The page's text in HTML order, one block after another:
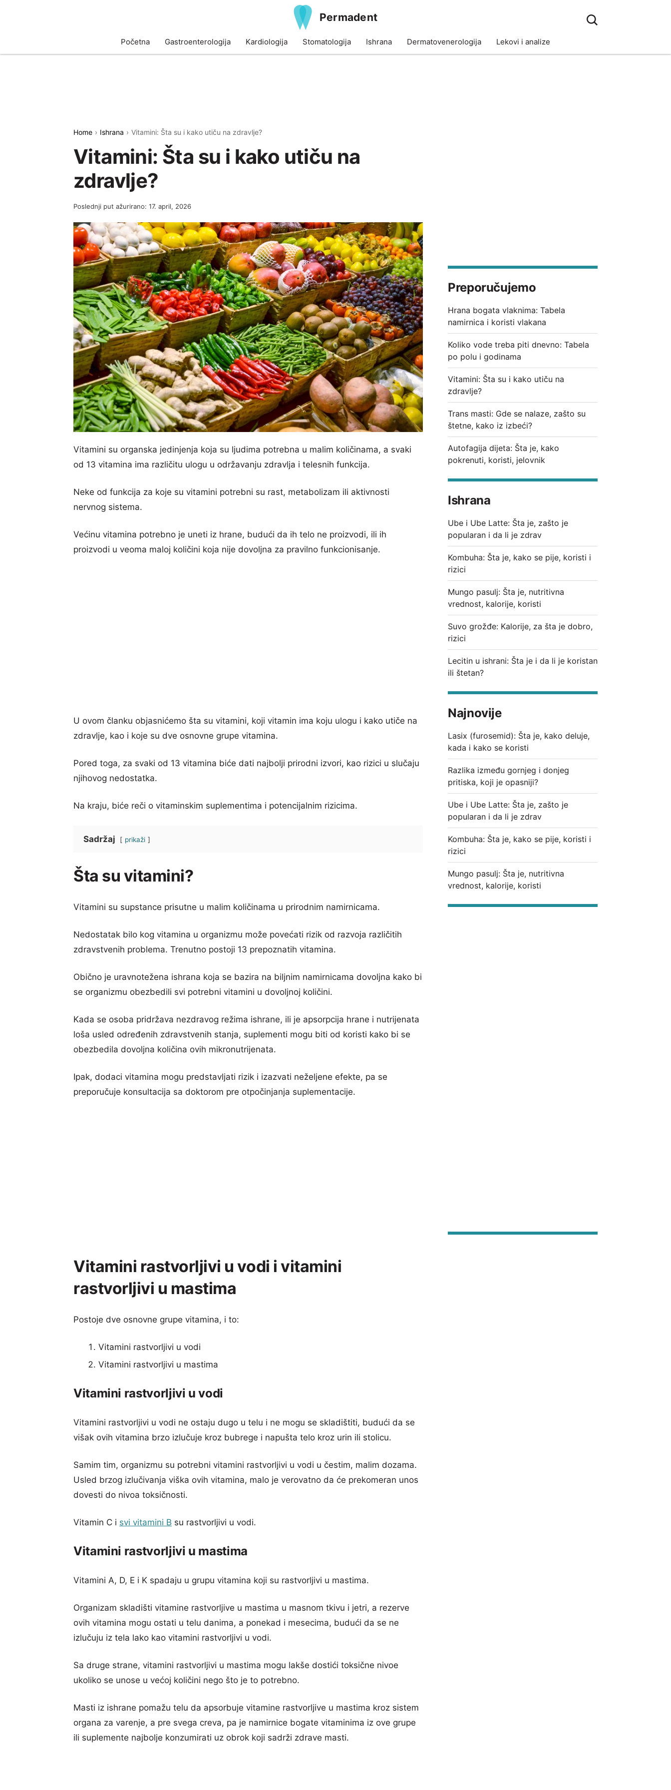
Permadent
Početna Gastroenterologija Kardiologija Stomatologija Ishrana Dermatovenerologija Lekovi i analize
Home Ishrana Vitamini: Šta su i kako utiču na zdravlje?
Vitamini: Šta su i kako utiču na
zdravlje?
Poslednji put ažurirano: 17. april, 2026
Vitamini su organska jedinjenja koja su ljudima potrebna u malim količinama, a svaki
od 13 vitamina ima različitu ulogu u održavanju zdravlja i telesnih funkcija.
Neke od funkcija za koje su vitamini potrebni su rast, metabolizam ili aktivnosti
nervnog sistema.
Većinu vitamina potrebno je uneti iz hrane, budući da ih telo ne proizvodi, ili ih
proizvodi u veoma maloj količini koja nije dovoljna za pravilno funkcionisanje.
U ovom članku objasnićemo šta su vitamini, koji vitamin ima koju ulogu i kako utiče na
zdravlje, kao i koje su dve osnovne grupe vitamina.
Pored toga, za svaki od 13 vitamina biće dati najbolji prirodni izvori, kao rizici u slučaju
njihovog nedostatka.
Na kraju, biće reči o vitaminskim suplementima i potencijalnim rizicima.
Sadržaj prikaži
Šta su vitamini?
Vitamini su supstance prisutne u malim količinama u prirodnim namirnicama.
Nedostatak bilo kog vitamina u organizmu može povećati rizik od razvoja različitih
zdravstvenih problema. Trenutno postoji 13 prepoznatih vitamina.
Obično je uravnotežena ishrana koja se bazira na biljnim namirnicama dovoljna kako bi
se organizmu obezbedili svi potrebni vitamini u dovoljnoj količini.
Kada se osoba pridržava nezdravog režima ishrane, ili je apsorpcija hrane i nutrijenata
loša usled određenih zdravstvenih stanja, suplementi mogu biti od koristi kako bi se
obezbedila dovoljna količina ovih mikronutrijenata.
Ipak, dodaci vitamina mogu predstavljati rizik i izazvati neželjene efekte, pa se
preporučuje konsultacija sa doktorom pre otpočinjanja suplementacije.
Vitamini rastvorljivi u vodi i vitamini
rastvorljivi u mastima
Postoje dve osnovne grupe vitamina, i to:
Vitamini rastvorljivi u vodi
Vitamini rastvorljivi u mastima
Vitamini rastvorljivi u vodi
Vitamini rastvorljivi u vodi ne ostaju dugo u telu i ne mogu se skladištiti, budući da se
višak ovih vitamina brzo izlučuje kroz bubrege i napušta telo kroz urin ili stolicu.
Samim tim, organizmu su potrebni vitamini rastvorljivi u vodi u čestim, malim dozama.
Usled brzog izlučivanja viška ovih vitamina, malo je verovatno da će prekomeran unos
dovesti do nivoa toksičnosti.
Vitamin C i svi vitamini B su rastvorljivi u vodi.
Vitamini rastvorljivi u mastima
Vitamini A, D, E i K spadaju u grupu vitamina koji su rastvorljivi u mastima.
Organizam skladišti vitamine rastvorljive u mastima u masnom tkivu i jetri, a rezerve
ovih vitamina mogu ostati u telu danima, a ponekad i mesecima, budući da se ne
izlučuju iz tela lako kao vitamini rastvorljivi u vodi.
Sa druge strane, vitamini rastvorljivi u mastima mogu lakše dostići toksične nivoe
ukoliko se unose u većoj količini nego što je to potrebno.
Masti iz ishrane pomažu telu da apsorbuje vitamine rastvorljive u mastima kroz sistem
organa za varenje, a pre svega creva, pa je namirnice bogate vitaminima iz ove grupe
ili suplemente najbolje konzumirati uz obrok koji sadrži zdrave masti.
Preporučujemo
Hrana bogata vlaknima: Tabela
namirnica i koristi vlakana
Koliko vode treba piti dnevno: Tabela
po polu i godinama
Vitamini: Šta su i kako utiču na
zdravlje?
Trans masti: Gde se nalaze, zašto su
štetne, kako iz izbeći?
Autofagija dijeta: Šta je, kako
pokrenuti, koristi, jelovnik
Ishrana
Ube i Ube Latte: Šta je, zašto je
popularan i da li je zdrav
Kombuha: Šta je, kako se pije, koristi i
rizici
Mungo pasulj: Šta je, nutritivna
vrednost, kalorije, koristi
Suvo grožđe: Kalorije, za šta je dobro,
rizici
Lecitin u ishrani: Šta je i da li je koristan
ili štetan?
Najnovije
Lasix (furosemid): Šta je, kako deluje,
kada i kako se koristi
Razlika između gornjeg i donjeg
pritiska, koji je opasniji?
Ube i Ube Latte: Šta je, zašto je
popularan i da li je zdrav
Kombuha: Šta je, kako se pije, koristi i
rizici
Mungo pasulj: Šta je, nutritivna
vrednost, kalorije, koristi